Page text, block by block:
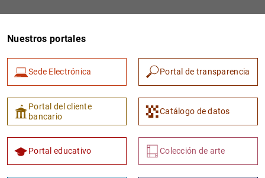
Nuestros portales
Sede Electrónica Portal de transparencia
Portal del cliente
bancario
Catálogo de datos
Portal educativo Colección de arte